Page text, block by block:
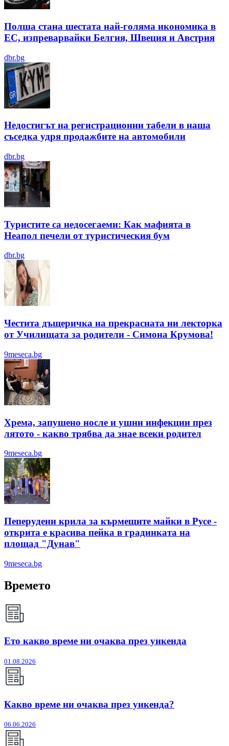
Полша стана шестата най-голяма икономика в
ЕС, изпреварвайки Белгия, Швеция и Австрия
dbr.bg
Недостигът на регистрационни табели в наша
съседка удря продажбите на автомобили
dbr.bg
Туристите са недосегаеми: Как мафията в
Неапол печели от туристическия бум
dbr.bg
Честита дъщеричка на прекрасната ни лекторка
от Училищата за родители - Симона Крумова!
9meseca.bg
Хрема, запушено носле и ушни инфекции през
лятотo - какво трябва да знае всеки родител
9meseca.bg
Пеперудени крила за кърмещите майки в Русе -
открита е красива пейка в градинката на
площад "Дунав"
9meseca.bg
Времето
Ето какво време ни очаква през уикенда
01.08.2026
Какво време ни очаква през уикенда?
06.06.2026